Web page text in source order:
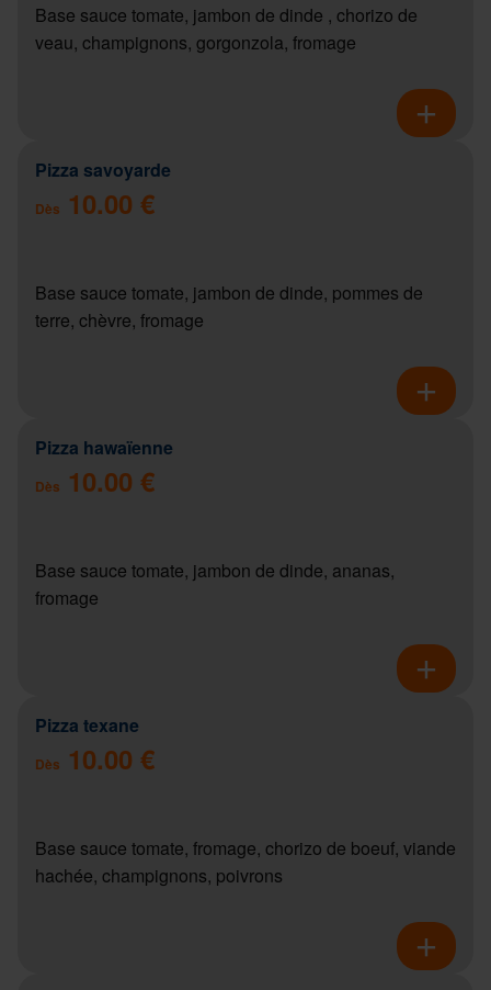
Base sauce tomate, jambon de dinde , chorizo de
veau, champignons, gorgonzola, fromage
Pizza savoyarde
Dès 10.00 €
Base sauce tomate, jambon de dinde, pommes de
terre, chèvre, fromage
Pizza hawaïenne
Dès 10.00 €
Base sauce tomate, jambon de dinde, ananas,
fromage
Pizza texane
Dès 10.00 €
Base sauce tomate, fromage, chorizo de boeuf, viande
hachée, champignons, poivrons